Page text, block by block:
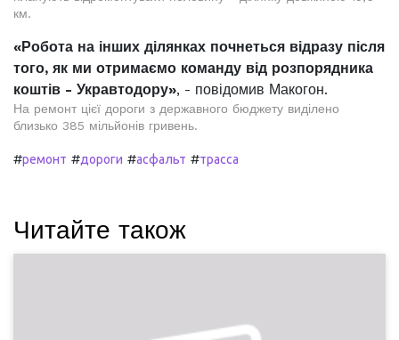
км.
«Робота на інших ділянках почнеться відразу після
того, як ми отримаємо команду від розпорядника
коштів - Укравтодору», - повідомив Макогон.
На ремонт цієї дороги з державного бюджету виділено
близько 385 мільйонів гривень.
#ремонт #дороги #асфальт #трасса
Читайте також